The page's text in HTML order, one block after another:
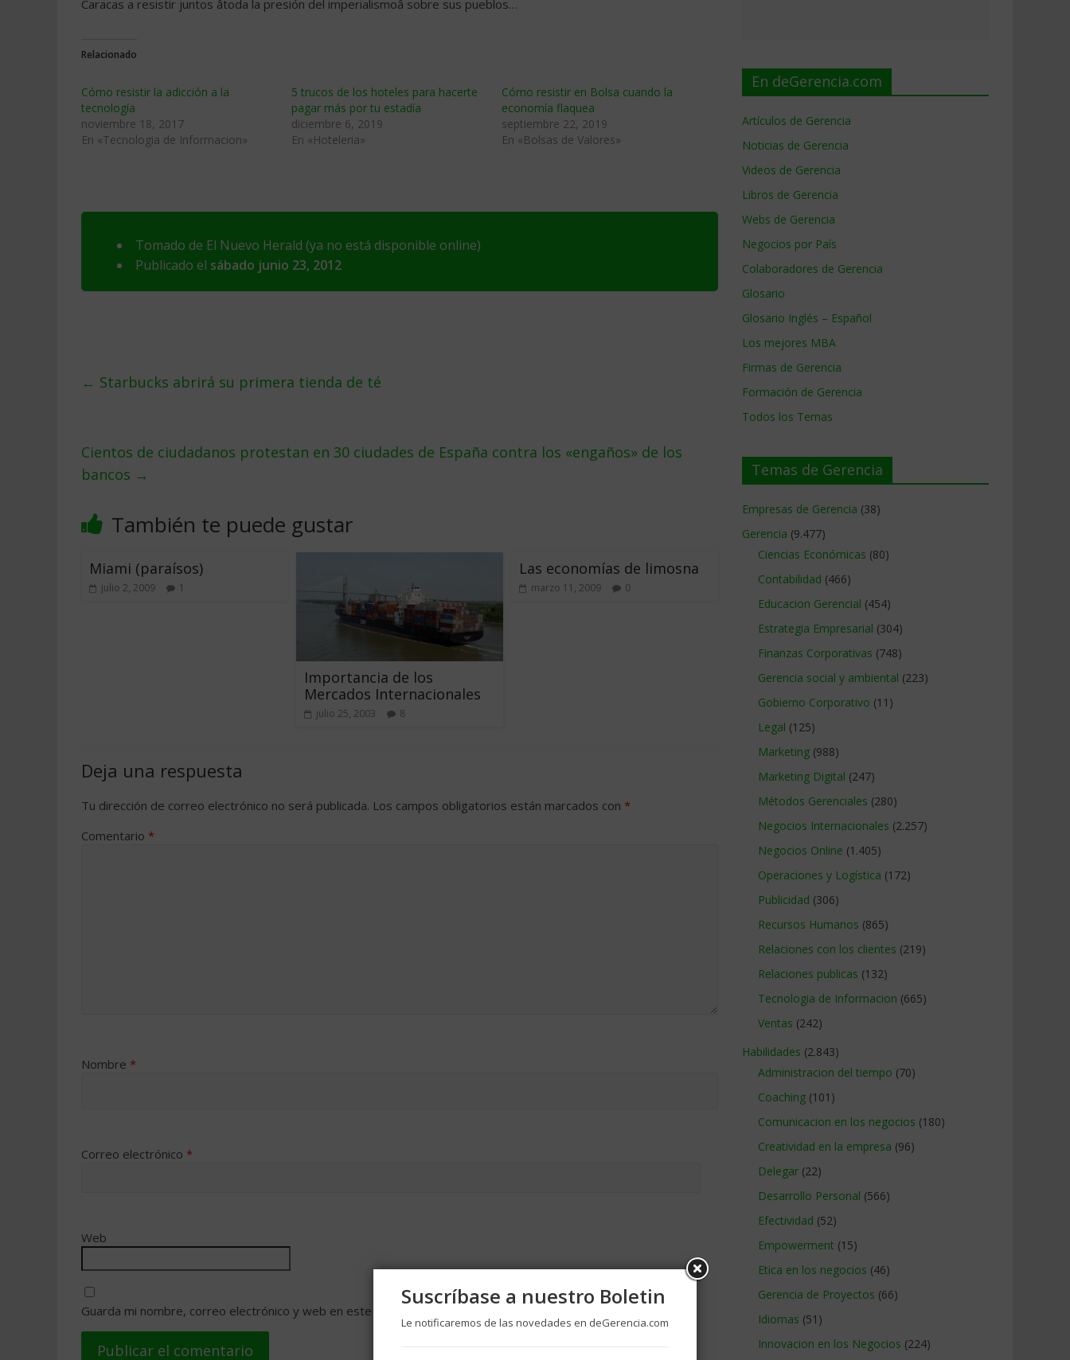
Caracas a resistir juntos âtoda la presión del imperialismoâ sobre sus pueblos…
Relacionado
Cómo resistir la adicción a la
tecnología
noviembre 18, 2017
En «Tecnologia de Informacion»
5 trucos de los hoteles para hacerte
pagar más por tu estadía
diciembre 6, 2019
En «Hoteleria»
Cómo resistir en Bolsa cuando la
economía flaquea
septiembre 22, 2019
En «Bolsas de Valores»
Tomado de El Nuevo Herald (ya no está disponible online)
Publicado el sábado junio 23, 2012
← Starbucks abrirá su primera tienda de té
Cientos de ciudadanos protestan en 30 ciudades de España contra los «engaños» de los
bancos →
También te puede gustar
Miami (paraísos)
julio 2, 2009 1
Importancia de los
Mercados Internacionales
julio 25, 2003 8
Las economías de limosna
marzo 11, 2009 0
Deja una respuesta
Tu dirección de correo electrónico no será publicada. Los campos obligatorios están marcados con *
Comentario *
Nombre *
Correo electrónico *
Web
Guarda mi nombre, correo electrónico y web en este navegador para la próxima vez que comente.
En deGerencia.com
Artículos de Gerencia
Noticias de Gerencia
Videos de Gerencia
Libros de Gerencia
Webs de Gerencia
Negocios por País
Colaboradores de Gerencia
Glosario
Glosario Inglés – Español
Los mejores MBA
Firmas de Gerencia
Formación de Gerencia
Todos los Temas
Temas de Gerencia
Empresas de Gerencia (38)
Gerencia (9.477)
Ciencias Económicas (80)
Contabilidad (466)
Educacion Gerencial (454)
Estrategia Empresarial (304)
Finanzas Corporativas (748)
Gerencia social y ambiental (223)
Gobierno Corporativo (11)
Legal (125)
Marketing (988)
Marketing Digital (247)
Métodos Gerenciales (280)
Negocios Internacionales (2.257)
Negocios Online (1.405)
Operaciones y Logística (172)
Publicidad (306)
Recursos Humanos (865)
Relaciones con los clientes (219)
Relaciones publicas (132)
Tecnologia de Informacion (665)
Ventas (242)
Habilidades (2.843)
Administracion del tiempo (70)
Coaching (101)
Comunicacion en los negocios (180)
Creatividad en la empresa (96)
Delegar (22)
Desarrollo Personal (566)
Efectividad (52)
Empowerment (15)
Etica en los negocios (46)
Gerencia de Proyectos (66)
Idiomas (51)
Innovacion en los Negocios (224)
Suscríbase a nuestro Boletin
Le notificaremos de las novedades en deGerencia.com